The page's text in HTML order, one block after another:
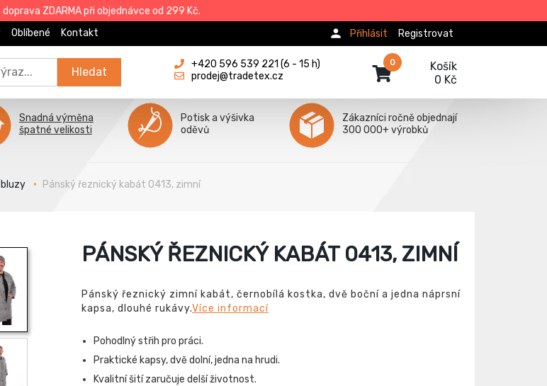
ZDARMA při objednávce od 299 Kč.
Oblíbené Kontakt Registrovat
Přihlásit
Hledat
+420 596 539 221 (6 - 15 h)
prodej@tradetex.cz
Košík
0 Kč
0
Snadná výměna
špatné velikosti
Potisk a výšivka
oděvů
Zákazníci ročně objednají
300 000+ výrobků
Pánský řeznický kabát 0413, zimní
PÁNSKÝ ŘEZNICKÝ KABÁT 0413, ZIMNÍ
Pánský řeznický zimní kabát, černobílá kostka, dvě boční a jedna náprsní
kapsa, dlouhé rukávy.Více informací
Pohodlný střih pro práci.
Praktické kapsy, dvě dolní, jedna na hrudi.
Kvalitní šití zaručuje delší životnost.